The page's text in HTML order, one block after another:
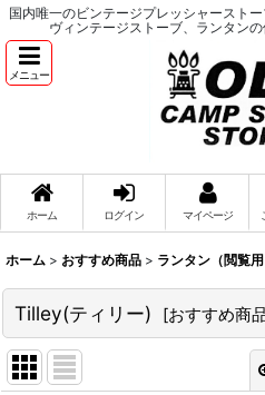
国内唯一のビンテージプレッシャースト
ヴィンテージストーブ、ランタン
メニュー
ホーム ログイン マイページ
ホーム > おすすめ商品 > ランタン（閲覧用
Tilley(ティリー) [おすすめ商